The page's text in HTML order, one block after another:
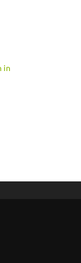
in